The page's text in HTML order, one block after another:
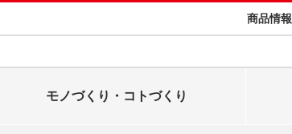
商品情報
モノづくり・コトづくり